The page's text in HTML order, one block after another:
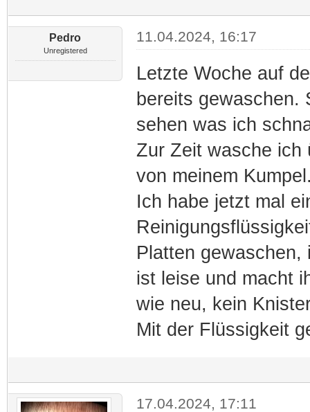
Pedro
Unregistered
11.04.2024, 16:17
Letzte Woche auf
bereits gewaschen.
sehen was ich
Zur Zeit wasche ich
von meinem
Ich habe jetzt mal
Platten gewaschen,
ist leise und macht
wie neu, kein
Mit der Flüssigkeit
17.04.2024, 17:11